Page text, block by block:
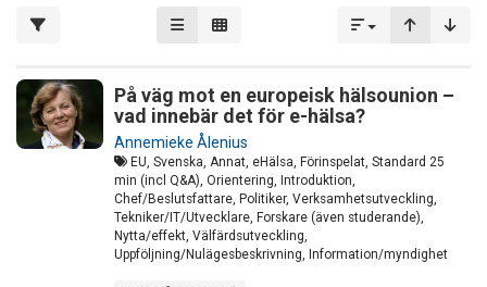
På väg mot en europeisk hälsounion –
vad innebär det för e-hälsa?
Annemieke Ålenius
EU, Svenska, Annat, eHälsa, Förinspelat, Standard 25
min (incl Q&A), Orientering, Introduktion,
Chef/Beslutsfattare, Politiker, Verksamhetsutveckling,
Tekniker/IT/Utvecklare, Forskare (även studerande),
Nytta/effekt, Välfärdsutveckling,
Uppföljning/Nulägesbeskrivning, Information/myndighet